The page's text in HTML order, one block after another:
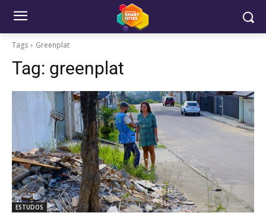
Tags Greenplat
Tag: greenplat
ESTUDOS